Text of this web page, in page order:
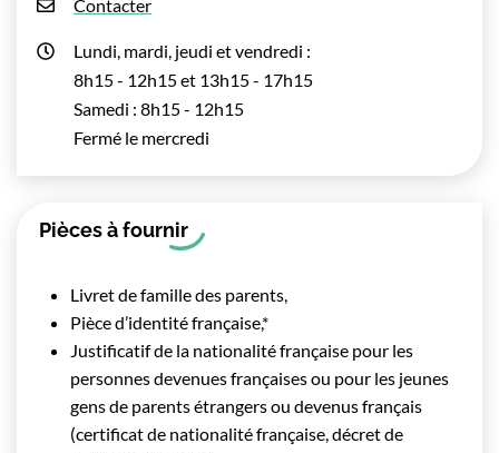
Contacter
Lundi, mardi, jeudi et vendredi :
8h15 - 12h15 et 13h15 - 17h15
Samedi : 8h15 - 12h15
Fermé le mercredi
Pièces à fournir
Livret de famille des parents,
Pièce d’identité française,*
Justificatif de la nationalité française pour les
personnes devenues françaises ou pour les jeunes
gens de parents étrangers ou devenus français
(certificat de nationalité française, décret de